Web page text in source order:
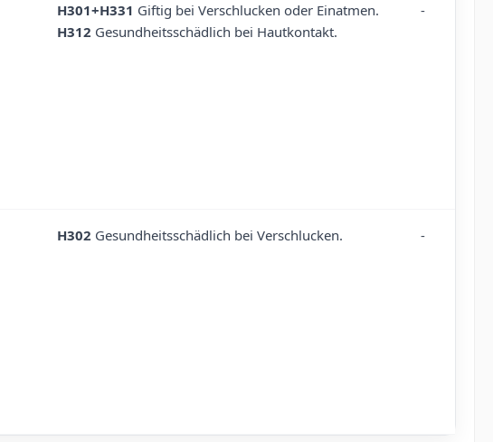
H301+H331 Giftig bei Verschlucken oder Einatmen.
H312 Gesundheitsschädlich bei Hautkontakt.
-
H302 Gesundheitsschädlich bei Verschlucken. -